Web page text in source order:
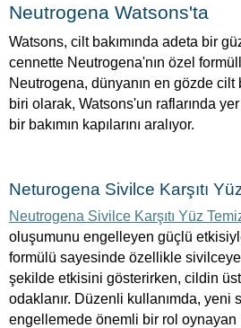
Neutrogena Watsons'ta
Watsons, cilt bakımında adeta bir
cennette Neutrogena'nın özel
Neutrogena, dünyanın en gözde cilt
biri olarak, Watsons'un raflarında
bir bakımın kapılarını aralıyor.
Neturogena Sivilce Karşıtı
Neutrogena Sivilce Karşıtı Yüz
oluşumunu engelleyen güçlü
formülü sayesinde özellikle
şekilde etkisini gösterirken, cildin üst
odaklanır. Düzenli kullanımda, yeni
engellemede önemli bir rol